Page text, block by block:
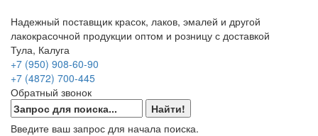
Надежный поставщик красок, лаков, эмалей и другой
лакокрасочной продукции оптом и розницу с доставкой
Тула, Калуга
+7 (950) 908-60-90
+7 (4872) 700-445
Обратный звонок
Введите ваш запрос для начала поиска.